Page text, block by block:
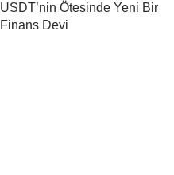
USDT’nin Ötesinde Yeni Bir
Finans Devi